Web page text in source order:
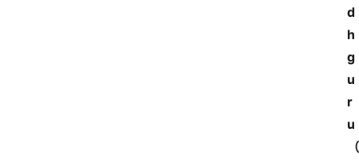
d
h
g
u
r
u
（